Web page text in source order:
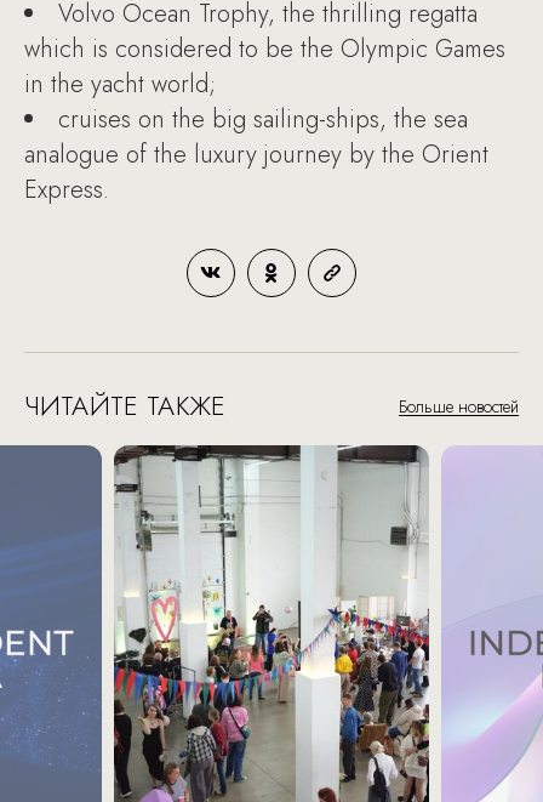
Volvo Ocean Trophy, the thrilling regatta
which is considered to be the Olympic Games
in the yacht world;
cruises on the big sailing-ships, the sea
analogue of the luxury journey by the Orient
Express.
ЧИТАЙТЕ ТАКЖЕ Больше новостей